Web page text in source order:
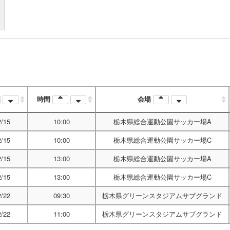
時間 会場
15 10:00 栃木県総合運動公園サッカー場A
15 10:00 栃木県総合運動公園サッカー場C
15 13:00 栃木県総合運動公園サッカー場A
15 13:00 栃木県総合運動公園サッカー場C
22 09:30 栃木県グリーンスタジアムサブグランド
22 11:00 栃木県グリーンスタジアムサブグランド